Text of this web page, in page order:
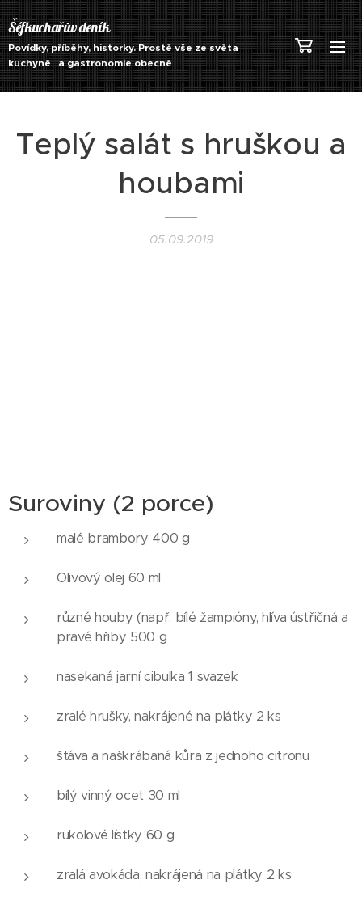
Šéfkuchařův deník
Povídky, příběhy, historky. Prostě vše ze světa
kuchyně a gastronomie obecně
Teplý salát s hruškou a
houbami
05.09.2019
Suroviny (2 porce)
malé brambory 400 g
Olivový olej 60 ml
různé houby (např. bílé žampióny, hlíva ústřičná a
pravé hřiby 500 g
nasekaná jarní cibulka 1 svazek
zralé hrušky, nakrájené na plátky 2 ks
šťáva a naškrábaná kůra z jednoho citronu
bílý vinný ocet 30 ml
rukolové lístky 60 g
zralá avokáda, nakrájená na plátky 2 ks